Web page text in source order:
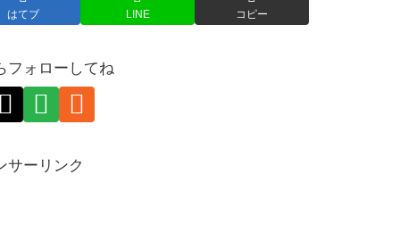
はてブ LINE コピー
フォローしてね
サーリンク